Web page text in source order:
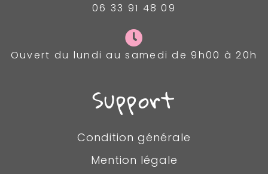
06 33 91 48 09
Ouvert du lundi au samedi de 9h00 à 20h
Support
Condition générale
Mention légale